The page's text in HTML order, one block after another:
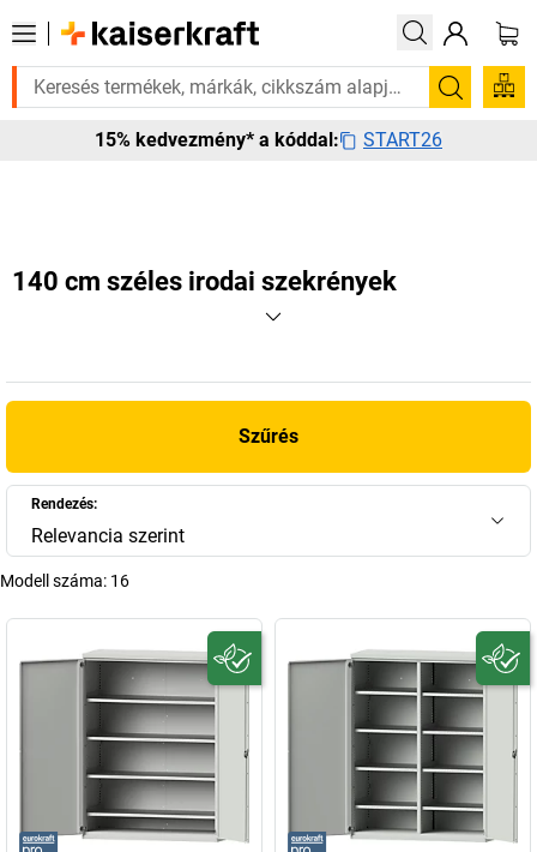
van rá? Válogatott bestseller termékeinket 3–4 munkanapon
Keresés
15% kedvezmény* a kóddal: START26
140 cm széles irodai szekrények
Szűrés
Rendezés:
Relevancia szerint
Modell száma: 16